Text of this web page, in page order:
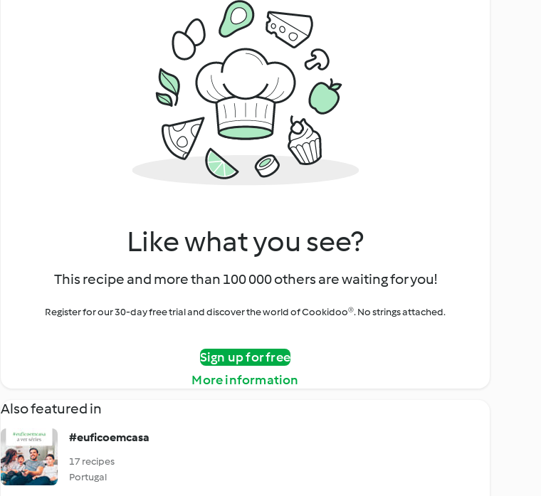
Like what you see?
This recipe and more than 100 000 others are waiting for you!
Register for our 30-day free trial and discover the world of Cookidoo®. No strings attached.
Sign up for free
More information
Also featured in
#euficoemcasa
17 recipes
Portugal